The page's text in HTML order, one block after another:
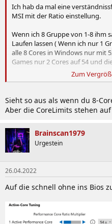
Ich hab da mal eine
MSI mit der Ratio einstellung.
Wenn ich 8 Gruppe von 1-8 ihm
Laufen lassen ( Wenn ich nur 1
alle 8 Cores in Windows nur mit
Games nur 2 Cores auf 54 und
Anhang anzeigen 752974
An den Temps liegts nicht, und
gleich eingestellt.
Zum
Sieht so aus als wenn du 8-
Aber die CoreLimits stehen auf
Brainscan1979
Urgestein
26.04.2022
Auf die schnell ohne ins Bios